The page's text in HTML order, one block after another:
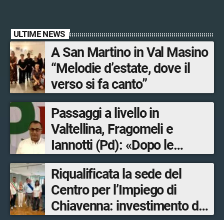
ULTIME NEWS
A San Martino in Val Masino
“Melodie d’estate, dove il
verso si fa canto”
Passaggi a livello in
Valtellina, Fragomeli e
Iannotti (Pd): «Dopo le
Olimpiadi solo un terzo delle
opere sostitutive sarà
ultimato entro il 2026»
Riqualificata la sede del
Centro per l’Impiego di
Chiavenna: investimento da